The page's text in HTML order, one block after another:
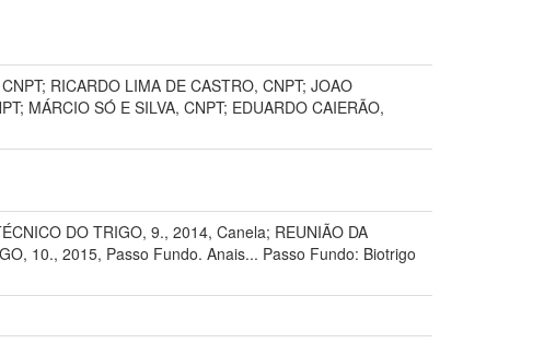
RICARDO LIMA DE CASTRO, CNPT; JOAO
MÁRCIO SÓ E SILVA, CNPT; EDUARDO CAIERÃO,
DO TRIGO, 9., 2014, Canela; REUNIÃO DA
10., 2015, Passo Fundo. Anais... Passo Fundo: Biotrigo